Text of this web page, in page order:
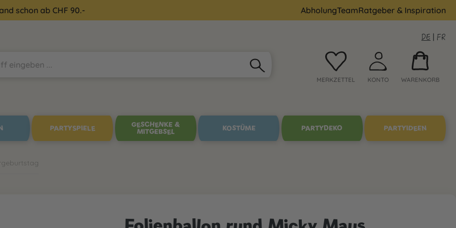
schon ab CHF 90.- AbholungTeamRatgeber & Inspiration
DE | FR
MERKZETTEL KONTO WARENKORB
PARTYSPIELE
GESCHENKE &
MITGEBSEL
KOSTÜME PARTYDEKO PARTYIDEEN